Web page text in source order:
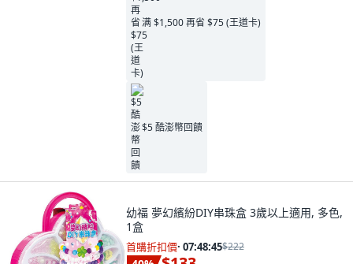
满 $1,500 再省 $75 (王道卡)
$5 酷澎幣回饋
幼福 夢幻繽紛DIY串珠盒 3歲以上適用, 多色,
1盒
首購折扣價· 07:48:44$222